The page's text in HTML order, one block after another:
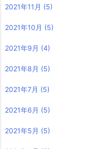
2021年11月 (5)
2021年10月 (5)
2021年9月 (4)
2021年8月 (5)
2021年7月 (5)
2021年6月 (5)
2021年5月 (5)